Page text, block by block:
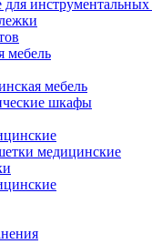
мебель
мебель
шкафы
медицинские